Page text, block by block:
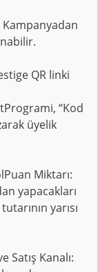
QR linki
“Kod
üyelik
Miktarı:
yapacakları
yarısı
Satış Kanalı: